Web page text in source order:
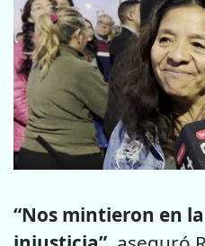
“Nos mintieron en